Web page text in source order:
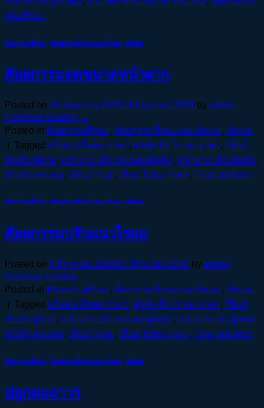
หนังศีรษะ
ศัลยกรรมศีรษะ ศัลยกรรมศีรษะและเส้นผม เส้นผม
ศัลยกรรมลดขนาดหน้าผาก
Posted on 10 มิถุนายน 202614 มิถุนายน 2026 by admin
Continue reading →
Posted in ศัลยกรรมศีรษะ, ศัลยกรรมศีรษะและเส้นผม, เส้นผม
Tagged ปรับแนวไรผม ราคา, ผ่าตัด ดึง ไร ผม ราคา, วิธีแก้
หัวเถิก ผู้ชาย, หน้าผาก เถิก ทรง ผม ผู้หญิง, หน้าผาก เถิก ผู้หญิง,
หัวเถิก ทรง ผม, เลื่อน ไรผม, เลื่อน ไรผม ราคา,ไรผม หน้าผาก
ศัลยกรรมศีรษะ ศัลยกรรมศีรษะและเส้นผม เส้นผม
ศัลยกรรมปรับแนวไรผม
Posted on 9 มิถุนายน 202614 มิถุนายน 2026 by admin
Continue reading →
Posted in ศัลยกรรมศีรษะ, ศัลยกรรมศีรษะและเส้นผม, เส้นผม
Tagged ปรับแนวไรผม ราคา, ผ่าตัด ดึง ไร ผม ราคา, วิธีแก้
หัวเถิก ผู้ชาย, หน้าผาก เถิก ทรง ผม ผู้หญิง, หน้าผาก เถิก ผู้หญิง,
หัวเถิก ทรง ผม, เลื่อน ไรผม, เลื่อน ไรผม ราคา,ไรผม หน้าผาก
ศัลยกรรมศีรษะ ศัลยกรรมศีรษะและเส้นผม เส้นผม
ปลูกผมถาวร